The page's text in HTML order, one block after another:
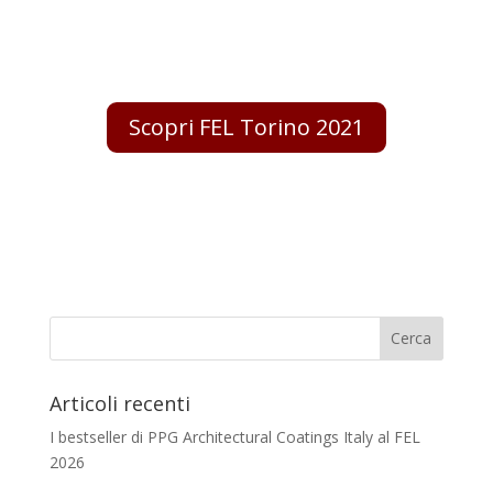
Scopri FEL Torino 2021
Articoli recenti
I bestseller di PPG Architectural Coatings Italy al FEL
2026